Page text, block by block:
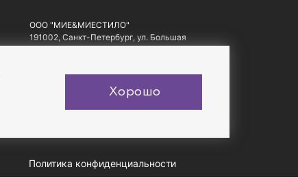
ООО "МИЕ&МИЕСТИЛО"
191002, Санкт-Петербург, ул. Большая
Московская, д. 1-3, литер А, офис 10.
Политика конфиденциальности
Хорошо